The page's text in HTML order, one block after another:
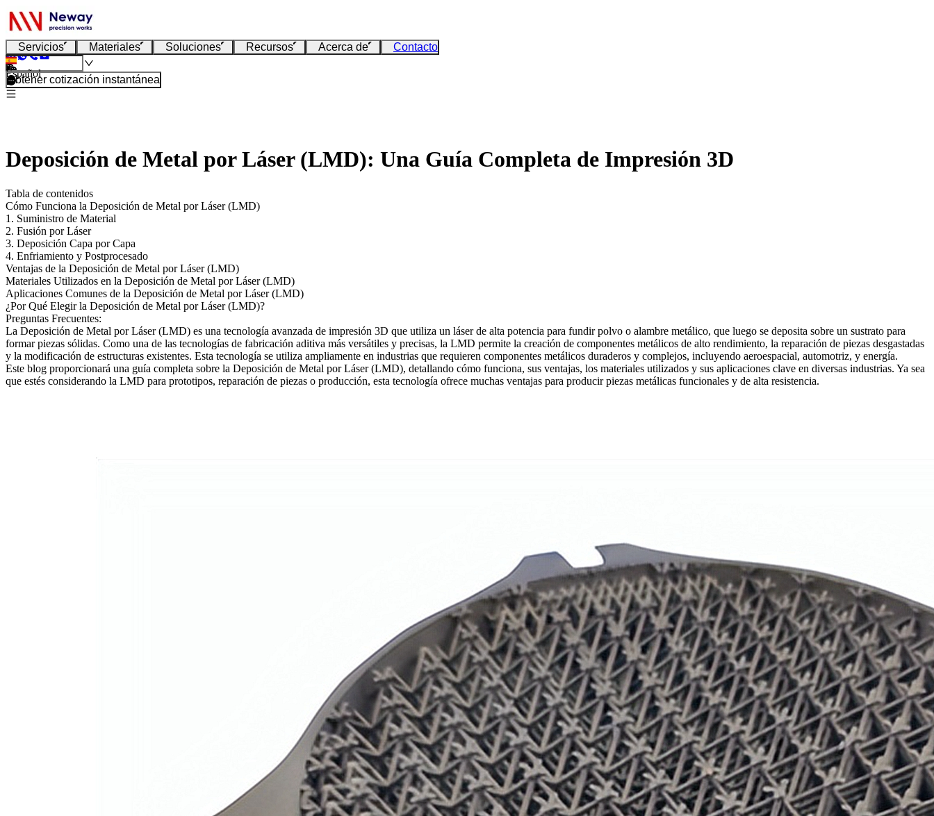
Servicios Materiales Soluciones Recursos Acerca de Contacto
Español
Obtener cotización instantánea
Deposición de Metal por Láser (LMD): Una Guía Completa de Impresión 3D
Tabla de contenidos
Cómo Funciona la Deposición de Metal por Láser (LMD)
1. Suministro de Material
2. Fusión por Láser
3. Deposición Capa por Capa
4. Enfriamiento y Postprocesado
Ventajas de la Deposición de Metal por Láser (LMD)
Materiales Utilizados en la Deposición de Metal por Láser (LMD)
Aplicaciones Comunes de la Deposición de Metal por Láser (LMD)
¿Por Qué Elegir la Deposición de Metal por Láser (LMD)?
Preguntas Frecuentes:
La Deposición de Metal por Láser (LMD) es una tecnología avanzada de impresión 3D que utiliza un láser de alta potencia para fundir polvo o alambre metálico, que luego se deposita sobre un sustrato para
formar piezas sólidas. Como una de las tecnologías de fabricación aditiva más versátiles y precisas, la LMD permite la creación de componentes metálicos de alto rendimiento, la reparación de piezas desgastadas
y la modificación de estructuras existentes. Esta tecnología se utiliza ampliamente en industrias que requieren componentes metálicos duraderos y complejos, incluyendo aeroespacial, automotriz, y energía.
Este blog proporcionará una guía completa sobre la Deposición de Metal por Láser (LMD), detallando cómo funciona, sus ventajas, los materiales utilizados y sus aplicaciones clave en diversas industrias. Ya sea
que estés considerando la LMD para prototipos, reparación de piezas o producción, esta tecnología ofrece muchas ventajas para producir piezas metálicas funcionales y de alta resistencia.